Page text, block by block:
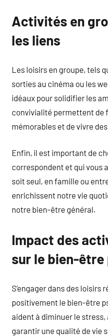
Activités en
les liens
Les loisirs en groupe, tels
sorties au cinéma ou les
idéaux pour solidifier les
convivialité permettent de
mémorables et de vivre
Enfin, il est important de
correspondent et qui vous
soit seul, en famille ou
enrichissent notre vie
notre bien-être général.
Impact des
sur le bien-
S’engager dans des
positivement le bien-être
aident à diminuer le stress,
garantir une qualité de vie